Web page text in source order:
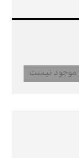
موجود نیست